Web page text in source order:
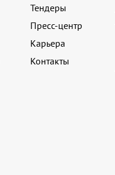
Тендеры
Пресс-центр
Карьера
Контакты